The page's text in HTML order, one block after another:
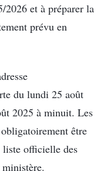
2026 et à préparer la
prévu en
du lundi 25 août
2025 à minuit. Les
être
officielle des